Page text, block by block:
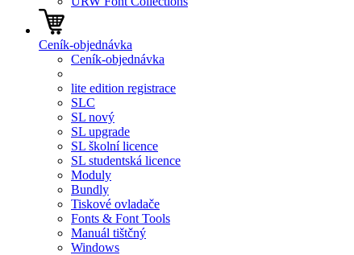
Ceník-objednávka
Ceník-objednávka
lite edition registrace
SLC
SL nový
SL upgrade
SL školní licence
SL studentská licence
Moduly
Bundly
Tiskové ovladače
Fonts & Font Tools
Manuál tištčný
Windows